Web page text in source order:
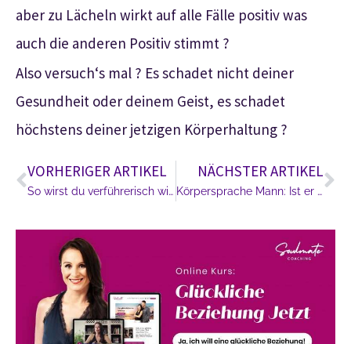
aber zu Lächeln wirkt auf alle Fälle positiv was
auch die anderen Positiv stimmt ?
Also versuch‘s mal ? Es schadet nicht deiner
Gesundheit oder deinem Geist, es schadet
höchstens deiner jetzigen Körperhaltung ?
VORHERIGER ARTIKEL
So wirst du verführerisch wie Kleopatra
NÄCHSTER ARTIKEL
Körpersprache Mann: Ist er verliebt?